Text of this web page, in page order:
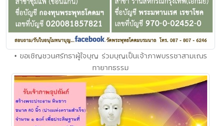
• ขอเชิญชวนศรัทธาผู้ใจบุญ ร่วมบุญเป็นเจ้าภาพบรรชาสามเณร
ทายาทธรรม